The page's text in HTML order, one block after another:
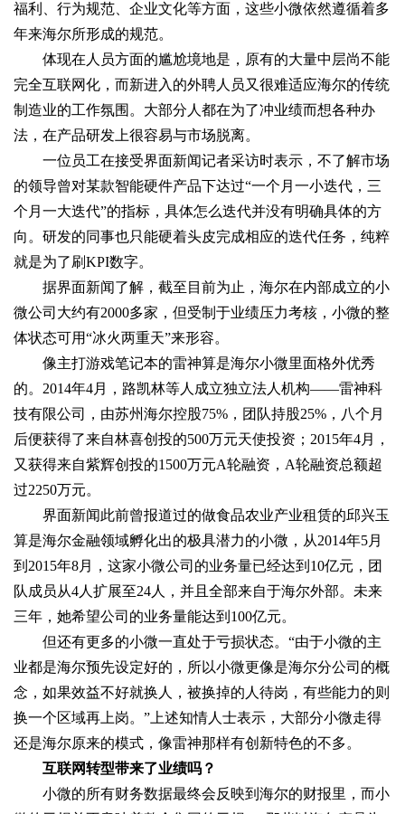
福利、行为规范、企业文化等方面，这些小微依然遵循着多
年来海尔所形成的规范。
体现在人员方面的尴尬境地是，原有的大量中层尚不能
完全互联网化，而新进入的外聘人员又很难适应海尔的传统
制造业的工作氛围。大部分人都在为了冲业绩而想各种办
法，在产品研发上很容易与市场脱离。
一位员工在接受界面新闻记者采访时表示，不了解市场
的领导曾对某款智能硬件产品下达过“一个月一小迭代，三
个月一大迭代”的指标，具体怎么迭代并没有明确具体的方
向。研发的同事也只能硬着头皮完成相应的迭代任务，纯粹
就是为了刷KPI数字。
据界面新闻了解，截至目前为止，海尔在内部成立的小
微公司大约有2000多家，但受制于业绩压力考核，小微的整
体状态可用“冰火两重天”来形容。
像主打游戏笔记本的雷神算是海尔小微里面格外优秀
的。2014年4月，路凯林等人成立独立法人机构——雷神科
技有限公司，由苏州海尔控股75%，团队持股25%，八个月
后便获得了来自林喜创投的500万元天使投资；2015年4月，
又获得来自紫辉创投的1500万元A轮融资，A轮融资总额超
过2250万元。
界面新闻此前曾报道过的做食品农业产业租赁的邱兴玉
算是海尔金融领域孵化出的极具潜力的小微，从2014年5月
到2015年8月，这家小微公司的业务量已经达到10亿元，团
队成员从4人扩展至24人，并且全部来自于海尔外部。未来
三年，她希望公司的业务量能达到100亿元。
但还有更多的小微一直处于亏损状态。“由于小微的主
业都是海尔预先设定好的，所以小微更像是海尔分公司的概
念，如果效益不好就换人，被换掉的人待岗，有些能力的则
换一个区域再上岗。”上述知情人士表示，大部分小微走得
还是海尔原来的模式，像雷神那样有创新特色的不多。
互联网转型带来了业绩吗？
小微的所有财务数据最终会反映到海尔的财报里，而小